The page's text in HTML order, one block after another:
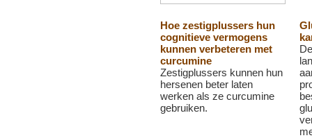
Hoe zestigplussers hun
cognitieve vermogens
kunnen verbeteren met
curcumine
Zestigplussers kunnen hun
hersenen beter laten
werken als ze curcumine
gebruiken.